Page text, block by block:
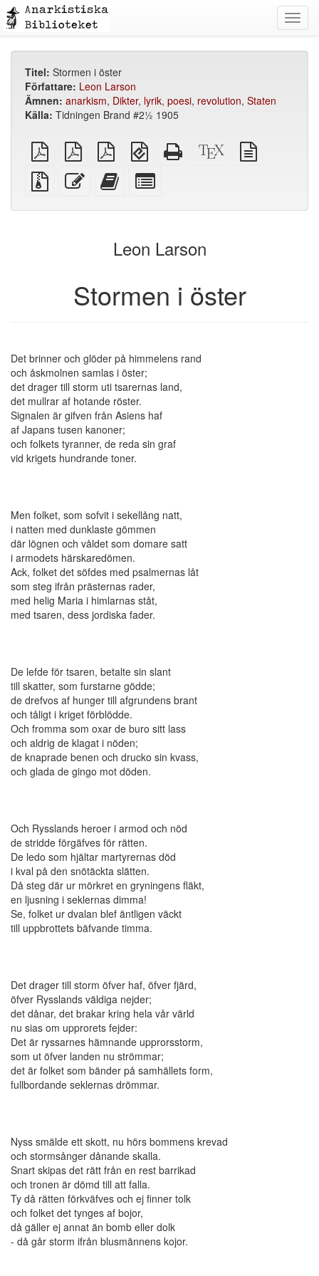
Titel: Stormen i öster
Författare: Leon Larson
Ämnen: anarkism, Dikter, lyrik, poesi, revolution, Staten
Källa: Tidningen Brand #2½ 1905
plain
PDF
A4
imposed
PDF
Letter
imposed
PDF
EPUB
(för
mobila
enheter)
Fristående
HTML
XeLaTeX
källa
Källfiler
med
Redigera
denna
Lägg
text
bokskaparen
for
bookbuilder
Leon Larson
Stormen i öster
Det brinner och glöder på himmelens rand
och åskmolnen samlas i öster;
det drager till storm uti tsarernas land,
det mullrar af hotande röster.
Signalen är gifven från Asiens haf
af Japans tusen kanoner;
och folkets tyranner, de reda sin graf
vid krigets hundrande toner.
Men folket, som sofvit i sekellång natt,
i natten med dunklaste gömmen
där lögnen och våldet som domare satt
i armodets härskaredömen.
Ack, folket det söfdes med psalmernas låt
som steg ifrån prästernas rader,
med helig Maria i himlarnas ståt,
med tsaren, dess jordiska fader.
De lefde för tsaren, betalte sin slant
till skatter, som furstarne gödde;
de drefvos af hunger till afgrundens brant
och tåligt i kriget förblödde.
Och fromma som oxar de buro sitt lass
och aldrig de klagat i nöden;
de knaprade benen och drucko sin kvass,
och glada de gingo mot döden.
Och Rysslands heroer i armod och nöd
de stridde förgäfves för rätten.
De ledo som hjältar martyrernas död
i kval på den snötäckta slätten.
Då steg där ur mörkret en gryningens fläkt,
en ljusning i seklernas dimma!
Se, folket ur dvalan blef äntligen väckt
till uppbrottets bäfvande timma.
Det drager till storm öfver haf, öfver fjärd,
öfver Rysslands väldiga nejder;
det dånar, det brakar kring hela vår värld
nu sias om upprorets fejder:
Det är ryssarnes hämnande upprorsstorm,
som ut öfver landen nu strömmar;
det är folket som bänder på samhällets form,
fullbordande seklernas drömmar.
Nyss smälde ett skott, nu hörs bommens krevad
och stormsånger dånande skalla.
Snart skipas det rätt från en rest barrikad
och tronen är dömd till att falla.
Ty då rätten förkväfves och ej finner tolk
och folket det tynges af bojor,
då gäller ej annat än bomb eller dolk
- då går storm ifrån blusmännens kojor.